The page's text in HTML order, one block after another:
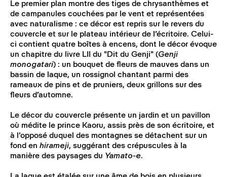
Le premier plan montre des tiges de chrysanthèmes et
de campanules couchées par le vent et représentées
avec naturalisme : ce décor est repris sur le revers du
couvercle et sur le plateau intérieur de l’écritoire. Celui-
ci contient quatre boîtes à encens, dont le décor évoque
un chapitre du livre LII du "Dit du Genji" (Genji
monogatari) : un bouquet de fleurs de mauves dans un
bassin de laque, un rossignol chantant parmi des
rameaux de pins et de pruniers, deux grillons sur des
fleurs d’automne.
Le décor du couvercle présente un jardin et un pavillon
où médite le prince Kaoru, assis près de son écritoire, et
à l’opposé duquel des montagnes se détachent sur un
fond en hirameji, suggérant des crépuscules à la
manière des paysages du Yamato-e.